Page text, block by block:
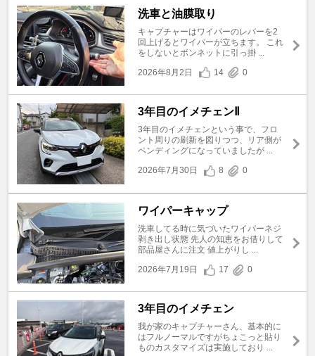
洗車と油膜取り
キャプチャーはワイパーのレバーを2
回上げるとワイパーが立ちます。 これ
をしないとボンネットに引っ掛 ...
2026年8月2日
14 0
3年目のイメチェンⅡ
3年目のイメチェンという事で、フロ
ント周りの刷新を図りつつ、リア側が
ペンディングになっていましたが ...
2026年7月30日
8 0
ワイパーキャップ
洗車してる時に気づいたワイパーネジ
剥き出し状態 先人の知恵をお借りして
部品屋さんに注文 値上がりし ...
2026年7月19日
17 0
3年目のイメチェン
我が家のキャプチャーさん、基本的に
はフルノーマルですがちょこっと貼り
ものカスタマイズは実施しており ...